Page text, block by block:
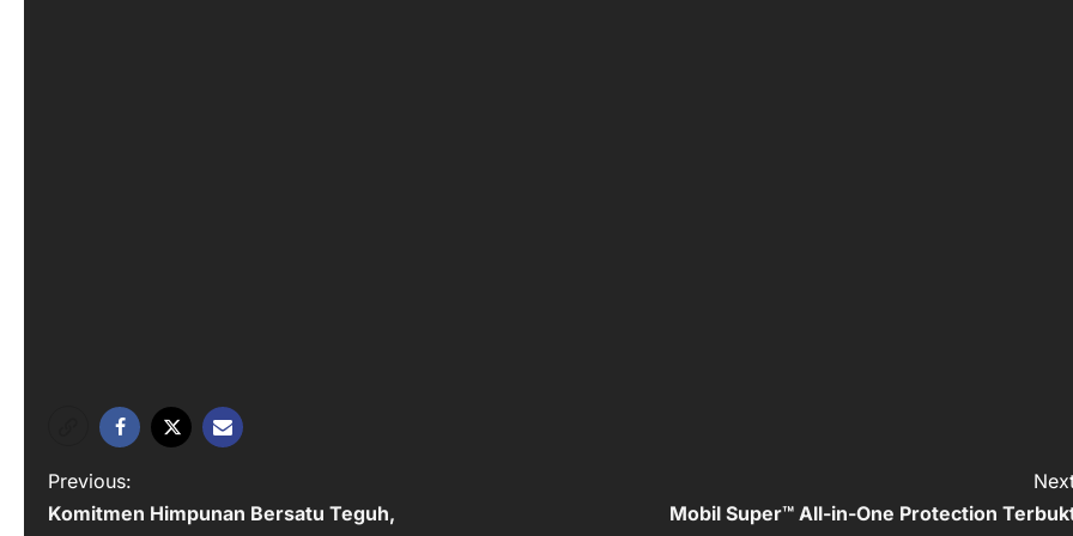
P
o
Previous:
Komitmen Himpunan Bersatu Teguh,
Mobil Super™ All-in-One Protection